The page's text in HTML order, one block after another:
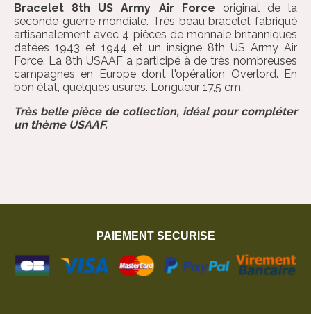
Bracelet 8th US Army Air Force original de la
seconde guerre mondiale. Très beau bracelet fabriqué
artisanalement avec 4 pièces de monnaie britanniques
datées 1943 et 1944 et un insigne 8th US Army Air
Force. La 8th USAAF a participé à de très nombreuses
campagnes en Europe dont l'opération Overlord. En
bon état, quelques usures. Longueur 17,5 cm.
Très belle pièce de collection, idéal pour compléter
un thème USAAF.
PAIEMENT SECURISE